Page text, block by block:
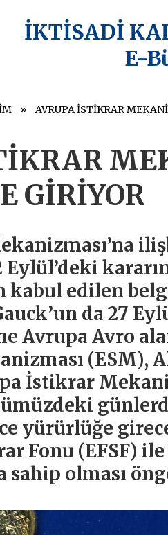
İKTİSADİ
E-
GİRİYOR
kabul edilen
da 27
Avrupa Avro
(ESM),
İstikrar
yürürlüğe
Fonu (EFSF)
sahip olması